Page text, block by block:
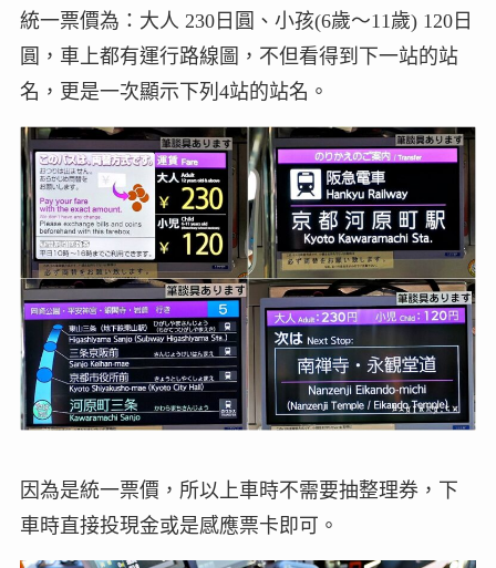
統一票價為：大人 230日圓、小孩(6歲～11歲) 120日
圓，車上都有運行路線圖，不但看得到下一站的站
名，更是一次顯示下列4站的站名。
因為是統一票價，所以上車時不需要抽整理券，下
車時直接投現金或是感應票卡即可。